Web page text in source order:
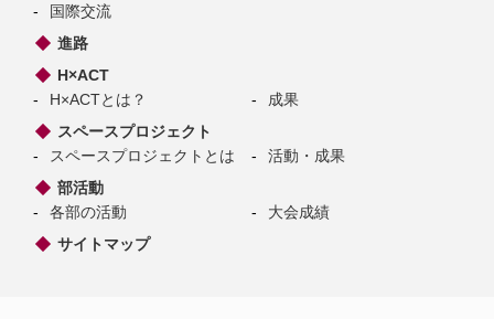
国際交流
進路
H×ACT
H×ACTとは？
成果
スペースプロジェクト
スペースプロジェクトとは
活動・成果
部活動
各部の活動
大会成績
サイトマップ